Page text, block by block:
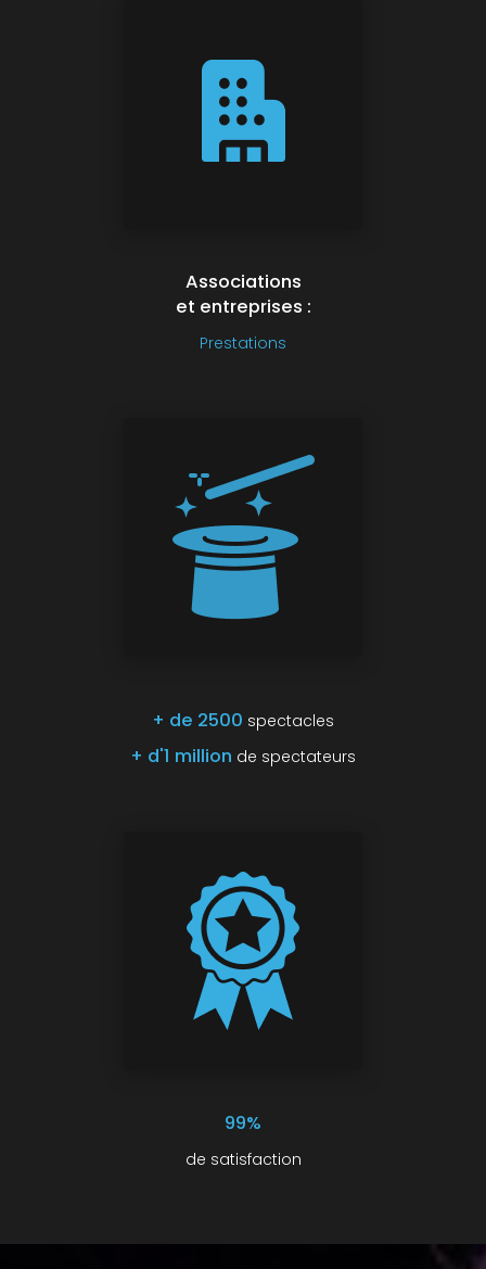
Associations
et entreprises :
Prestations
+ de 2500 spectacles
+ d'1 million de spectateurs
99%
de satisfaction